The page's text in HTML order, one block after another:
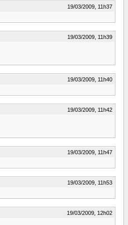
19/03/2009, 11h37
19/03/2009, 11h39
19/03/2009, 11h40
19/03/2009, 11h42
19/03/2009, 11h47
19/03/2009, 11h53
19/03/2009, 12h02